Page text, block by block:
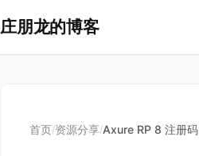
庄朋龙的博客
首页/资源分享/Axure RP 8 注册码